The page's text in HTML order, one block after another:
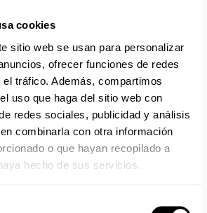
cookies
sitio web se usan para personalizar
ofrecer funciones de redes
tráfico. Además, compartimos
uso que haga del sitio web con
redes sociales, publicidad y análisis
combinarla con otra información
o que hayan recopilado a
hecho de sus servicios.
del 10 al 21 de agosto.
el día 24 de agosto para productos
24/48 horas.
con distinto plazo de entrega, el
está completo.
disponibilidad 24 horas serán servidos a
en cada producto según fábrica.
: EL taller de
está cerrado en agosto. Se